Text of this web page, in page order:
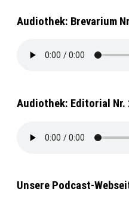
Audiothek: Brevarium
Audiothek: Editorial Nr.
Unsere Podcast-